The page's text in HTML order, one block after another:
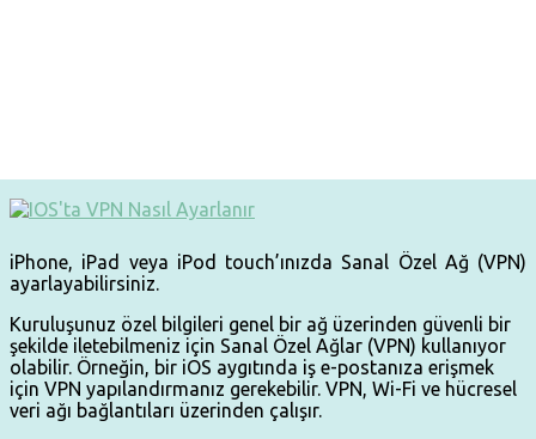
iPhone, iPad veya iPod touch’ınızda Sanal Özel Ağ (VPN)
ayarlayabilirsiniz.
Kuruluşunuz özel bilgileri genel bir ağ üzerinden güvenli bir
şekilde iletebilmeniz için Sanal Özel Ağlar (VPN) kullanıyor
olabilir. Örneğin, bir iOS aygıtında iş e-postanıza erişmek
için VPN yapılandırmanız gerekebilir. VPN, Wi-Fi ve hücresel
veri ağı bağlantıları üzerinden çalışır.